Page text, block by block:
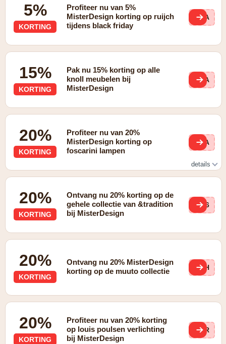
5%
KORTING
Profiteer nu van 5%
MisterDesign korting op ruijch
tijdens black friday
BLA
15%
KORTING
Pak nu 15% korting op alle
knoll meubelen bij
MisterDesign
BLA
20%
KORTING
Profiteer nu van 20%
MisterDesign korting op
foscarini lampen
BLA
details
20%
KORTING
Ontvang nu 20% korting op de
gehele collectie van &tradition
bij MisterDesign
Ek6
20%
KORTING
Ontvang nu 20% MisterDesign
korting op de muuto collectie
YGH
20%
KORTING
Profiteer nu van 20% korting
op louis poulsen verlichting
bij MisterDesign
u2R